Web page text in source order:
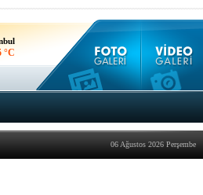
°C
06 Ağustos 2026 Perşembe